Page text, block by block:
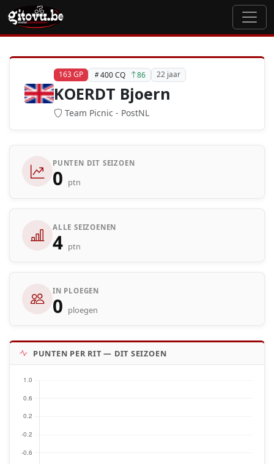
163 GP 400 CQ 86 22 jaar
KOERDT Bjoern
Team Picnic - PostNL
PUNTEN DIT SEIZOEN
0 ptn
ALLE SEIZOENEN
4 ptn
IN PLOEGEN
0 ploegen
PUNTEN PER RIT — DIT SEIZOEN